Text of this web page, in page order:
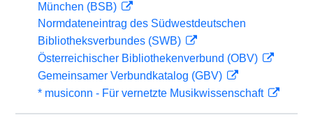
München (BSB)
Normdateneintrag des Südwestdeutschen
Bibliotheksverbundes (SWB)
Österreichischer Bibliothekenverbund (OBV)
Gemeinsamer Verbundkatalog (GBV)
* musiconn - Für vernetzte Musikwissenschaft